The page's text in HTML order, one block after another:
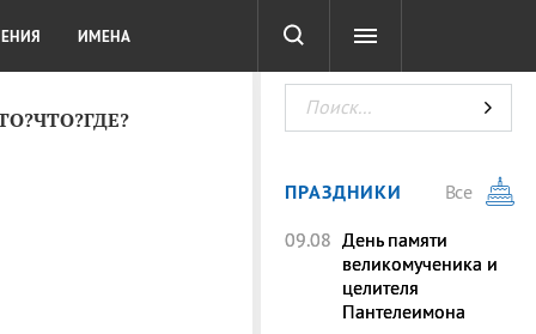
ТЕСТЫ
ИМЕНА
ПРАЗДНИКИ
Все
09.08 День памяти
великомученика и
целителя
Пантелеимона